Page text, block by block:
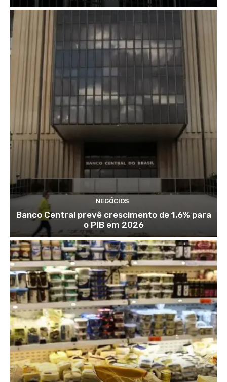
NEGÓCIOS
Banco Central prevê crescimento de 1,6% para
o PIB em 2026